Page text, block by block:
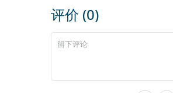
评价 (0)